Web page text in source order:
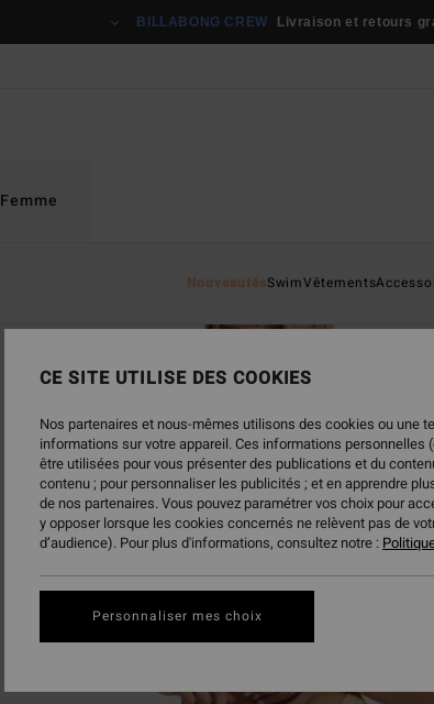
BILLABONG CREW Livraison et retours
Femme
NouveautésSwimVêtements
CE SITE UTILISE DES COOKIES
Nos partenaires et nous-mêmes utilisons des cookies ou une
informations sur votre appareil. Ces informations
être utilisées pour vous présenter des publications et du
contenu ; pour personnaliser les publicités ; et en apprendre
de nos partenaires. Vous pouvez paramétrer vos choix pour
y opposer lorsque les cookies concernés ne relèvent pas de
d’audience). Pour plus d'informations, consultez notre :
Personnaliser mes choix